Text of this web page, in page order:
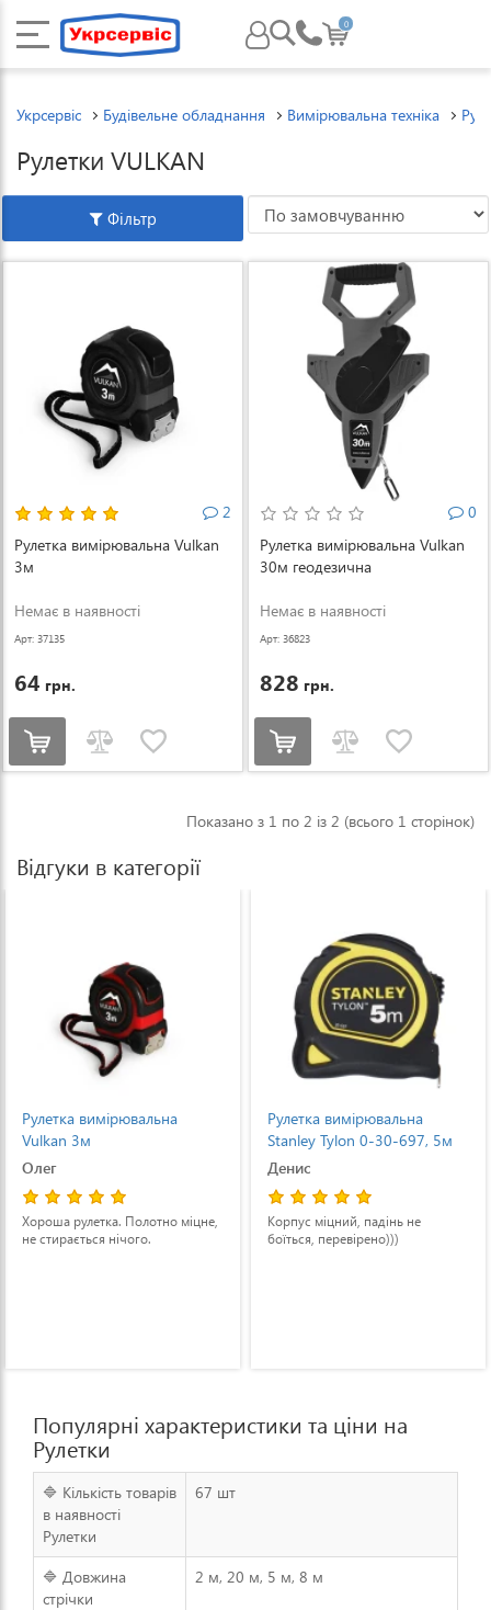
0
Укрсервіс Будівельне обладнання Вимірювальна техніка
Рулетки VULKAN
Фільтр
2
Рулетка вимірювальна Vulkan
3м
Немає в наявності
Арт: 37135
64 грн.
0
Рулетка вимірювальна Vulkan
30м геодезична
Немає в наявності
Арт: 36823
828 грн.
Показано з 1 по 2 із 2 (всього 1 сторінок)
Відгуки в категорії
Рулетка вимірювальна
Vulkan 3м
Олег
Хороша рулетка. Полотно міцне,
не стирається нічого.
Рулетка вимірювальна
Stanley Tylon 0-30-697, 5м
Денис
Корпус міцний, падінь не
боїться, перевірено)))
Популярні характеристики та ціни на
Рулетки
🔷 Кількість товарів
в наявності
Рулетки
67 шт
🔷 Довжина
стрічки
2 м, 20 м, 5 м, 8 м